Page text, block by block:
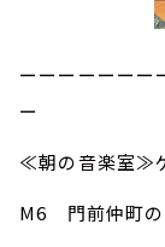
ーーーーーーー
ー
≪朝の音楽室≫
M6 門前仲町